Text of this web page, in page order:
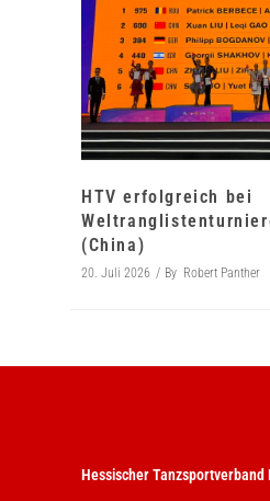
HTV erfolgreich bei
(China)
20. Juli 2026 By Robert Panther
Hessischer Tanzsportverband